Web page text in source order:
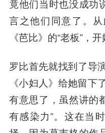
竟他们当时也没成功
言之他们同意了。
《芭比》的“老板”，
罗比首先就找到了导
《小妇人》给她留下
有意思了，虽然讲的
有感染力”。这在当